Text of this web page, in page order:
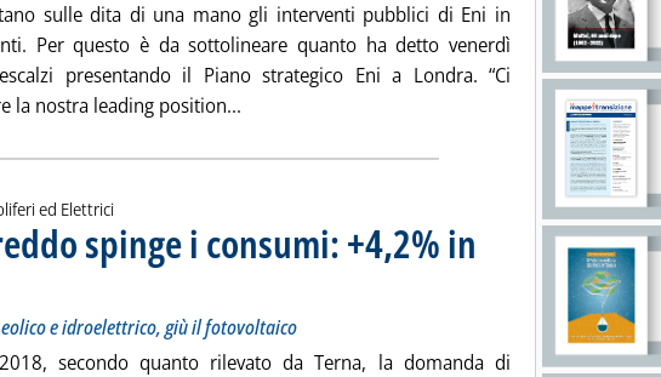
sulle dita di una mano gli interventi pubblici di Eni in
Per questo è da sottolineare quanto ha detto venerdì
presentando il Piano strategico Eni a Londra. “Ci
la nostra leading position... Leggi tutta la notizia: 'Eni e la leadership sulla
ed Elettrici
spinge i consumi: +4,2% in
crescita la produzione di eolico e idroelettrico, giù il fotovoltaico
16 marzo 2018 alle 15.52.
e idroelettrico, giù il fotovoltaico
secondo quanto rilevato da Terna, la domanda di